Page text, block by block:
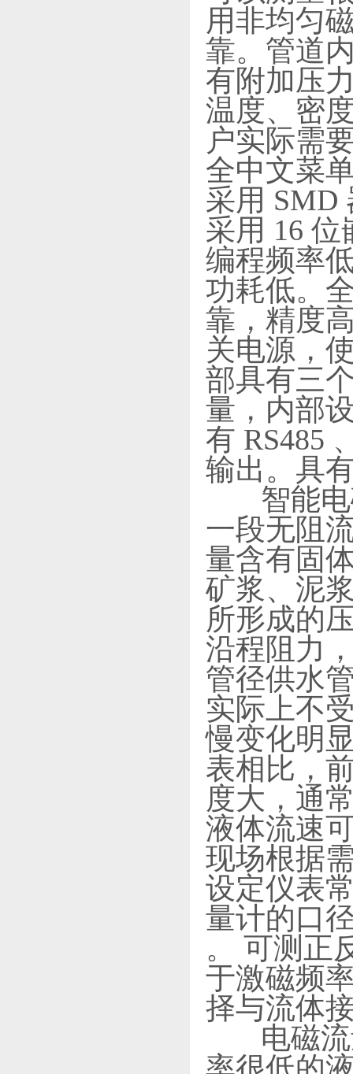
用非均匀
靠。管道
有附加压
温度、密
户实际需
全中文菜
采用 SMD
采用 16
编程频率
功耗低。
靠，精度
关电源，
部具有三
量，内部
有 RS485
输出。具
智能电
一段无阻
量含有固
矿浆、泥
所形成的
沿程阻力
管径供水
实际上不
慢变化明
表相比，
度大，通
液体流速
现场根据
设定仪表
量计的口
。 可测正
于激磁频
择与流体
电磁流